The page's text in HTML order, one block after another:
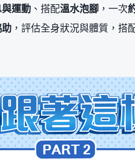
運動 、搭配溫水泡腳 ，一次
助 ，評估全身狀況與體質，搭